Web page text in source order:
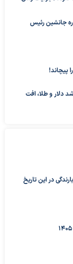
جانشین رئیس
پیچاند!
سکه امروز ۱۲ مرداد/ رشد دلار و طلا، افت
در این تاریخ